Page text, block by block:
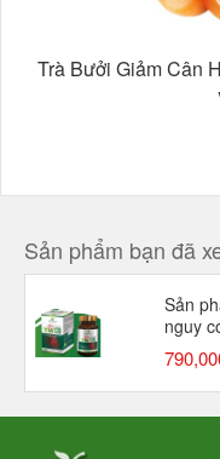
Trà Bưởi Giảm Cân
Sản phẩm bạn đã
Sản
nguy